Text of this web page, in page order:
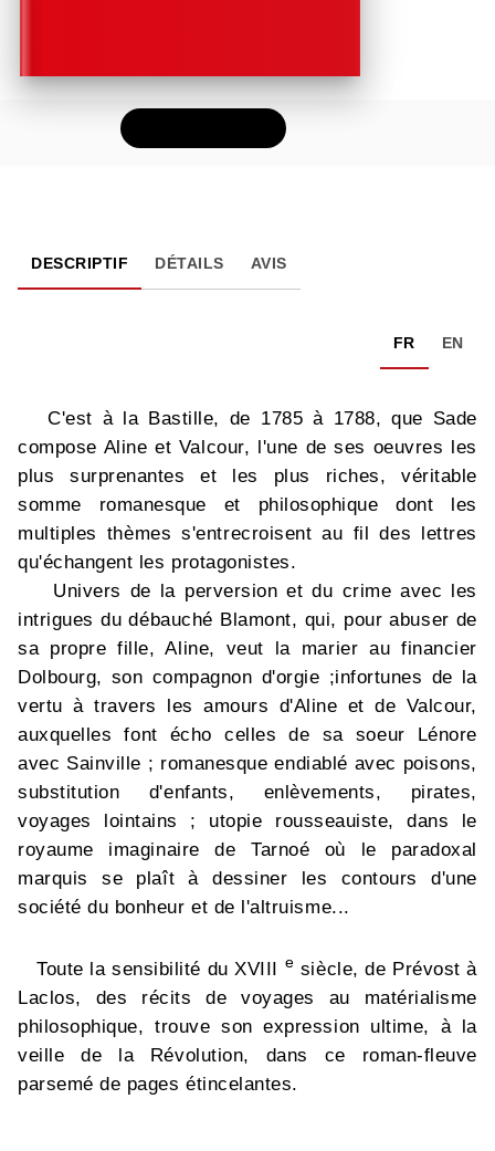
DESCRIPTIF DÉTAILS AVIS
FR EN
C'est à la Bastille, de 1785 à 1788, que Sade
compose Aline et Valcour, l'une de ses oeuvres les
plus surprenantes et les plus riches, véritable
somme romanesque et philosophique dont les
multiples thèmes s'entrecroisent au fil des lettres
qu'échangent les protagonistes.
Univers de la perversion et du crime avec les
intrigues du débauché Blamont, qui, pour abuser de
sa propre fille, Aline, veut la marier au financier
Dolbourg, son compagnon d'orgie ;infortunes de la
vertu à travers les amours d'Aline et de Valcour,
auxquelles font écho celles de sa soeur Lénore
avec Sainville ; romanesque endiablé avec poisons,
substitution d'enfants, enlèvements, pirates,
voyages lointains ; utopie rousseauiste, dans le
royaume imaginaire de Tarnoé où le paradoxal
marquis se plaît à dessiner les contours d'une
société du bonheur et de l'altruisme...
Toute la sensibilité du XVIII e siècle, de Prévost à
Laclos, des récits de voyages au matérialisme
philosophique, trouve son expression ultime, à la
veille de la Révolution, dans ce roman-fleuve
parsemé de pages étincelantes.